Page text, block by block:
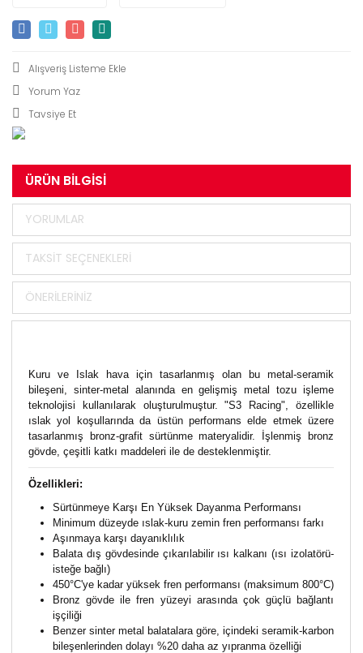
Yorum Yaz
Tavsiye Et
ÜRÜN BILGISI
YORUMLAR
TAKSIT SEÇENEKLERI
ÖNERILERINIZ
Kuru ve Islak hava için tasarlanmış olan bu metal-seramik
bileşeni, sinter-metal alanında en gelişmiş metal tozu işleme
teknolojisi kullanılarak oluşturulmuştur. "S3 Racing", özellikle
ıslak yol koşullarında da üstün performans elde etmek üzere
tasarlanmış bronz-grafit sürtünme materyalidir. İşlenmiş bronz
gövde, çeşitli katkı maddeleri ile de desteklenmiştir.
Özellikleri:
Sürtünmeye Karşı En Yüksek Dayanma Performansı
Minimum düzeyde ıslak-kuru zemin fren performansı farkı
Aşınmaya karşı dayanıklılık
Balata dış gövdesinde çıkarılabilir ısı kalkanı (ısı izolatörü-
isteğe bağlı)
450°C'ye kadar yüksek fren performansı (maksimum 800°C)
Bronz gövde ile fren yüzeyi arasında çok güçlü bağlantı
işçiliği
Benzer sinter metal balatalara göre, içindeki seramik-karbon
bileşenlerinden dolayı %20 daha az yıpranma özelliği